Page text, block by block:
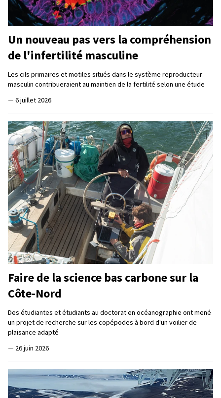
Un nouveau pas vers la compréhension
de l'infertilité masculine
Les cils primaires et motiles situés dans le système reproducteur
masculin contribueraient au maintien de la fertilité selon une étude
— 6 juillet 2026
Faire de la science bas carbone sur la
Côte-Nord
Des étudiantes et étudiants au doctorat en océanographie ont mené
un projet de recherche sur les copépodes à bord d'un voilier de
plaisance adapté
— 26 juin 2026